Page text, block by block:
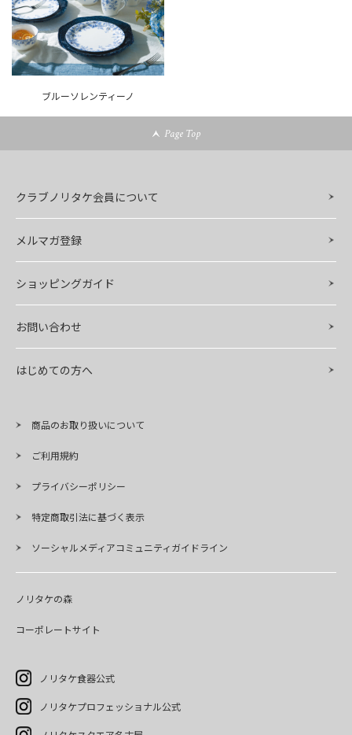
ブルーソレンティーノ
Page Top
クラブノリタケ会員について
メルマガ登録
ショッピングガイド
お問い合わせ
はじめての方へ
商品のお取り扱いについて
ご利用規約
プライバシーポリシー
特定商取引法に基づく表示
ソーシャルメディアコミュニティガイドライン
ノリタケの森
コーポレートサイト
ノリタケ食器公式
ノリタケプロフェッショナル公式